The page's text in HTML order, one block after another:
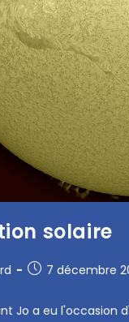
solaire
7 décembre
Jo a eu l'occasion